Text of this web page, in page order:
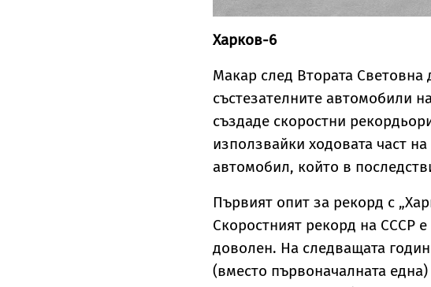
Харков-6
Макар след Втората Световна
състезателните автомобили
създаде скоростни
използвайки ходовата част
автомобил, който в
Първият опит за рекорд с
Скоростният рекорд на СССР
доволен. На следващата
(вместо първоначалната